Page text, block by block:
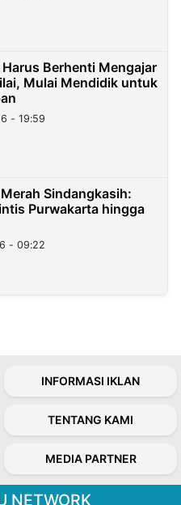
Berhenti Mengajar
Mulai Mendidik untuk
- 19:59
Sindangkasih:
Purwakarta hingga
- 09:22
INFORMASI IKLAN
TENTANG KAMI
MEDIA PARTNER
NETWORK